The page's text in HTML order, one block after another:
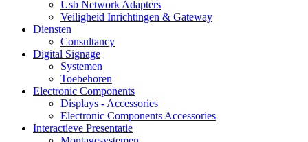
Usb Network Adapters
Veiligheid Inrichtingen & Gateway
Diensten
Consultancy
Digital Signage
Systemen
Toebehoren
Electronic Components
Displays - Accessories
Electronic Components Accessories
Interactieve Presentatie